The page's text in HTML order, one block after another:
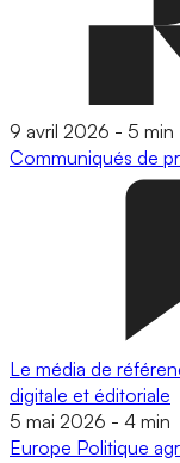
9 avril 2026 - 5 min
Communiqués de
Le média de
digitale et éditoriale
5 mai 2026 - 4 min
Europe Politique